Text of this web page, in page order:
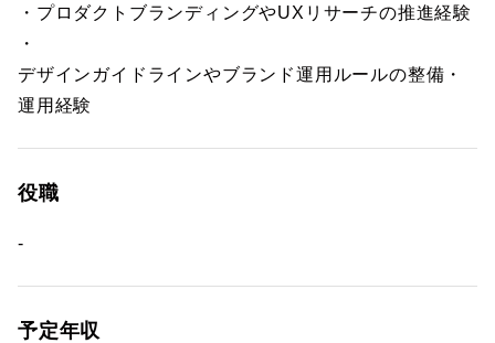
・プロダクトブランディングやUXリサーチの推進経験
・
デザインガイドラインやブランド運用ルールの整備・
運用経験
役職
-
予定年収